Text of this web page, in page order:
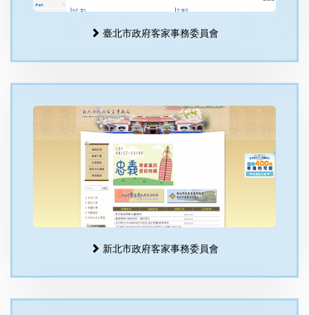
臺北市政府客家事務委員會
新北市政府客家事務委員會